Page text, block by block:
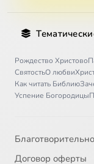
Рождество Христово
СвятостьО любви
Как читать Библию
Успение Богородицы
Договор оферты